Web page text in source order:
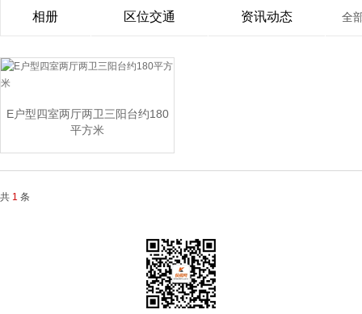
相册 区位交通 资讯动态 全
E户型四室两厅两卫三阳台约180
平方米
共 1 条